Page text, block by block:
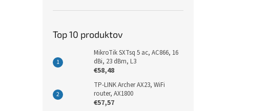
Top 10 produktov
MikroTik SXTsq 5 ac, AC866, 16
dBi, 23 dBm, L3
€58,48
TP-LINK Archer AX23, WiFi
router, AX1800
€57,57